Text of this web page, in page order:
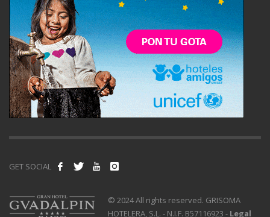
GET SOCIAL
© 2024 All rights reserved. GRISOMA
HOTELERA, S.L. - N.I.F. B57116923 - Legal